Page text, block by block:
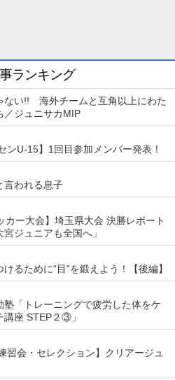
ランキング
ない!! 海外チームと互角以上にわた
／ジュニサカMIP
ンU-15】1回目参加メンバー発表！
言われる息子
カー大会】埼玉県大会 決勝レポート
宮ジュニアも全国へ」
るために“目”を鍛えよう！【後編】
塾「トレーニングで疲労した体をケ
講座 STEP２③」
習会・セレクション】クリアージュ